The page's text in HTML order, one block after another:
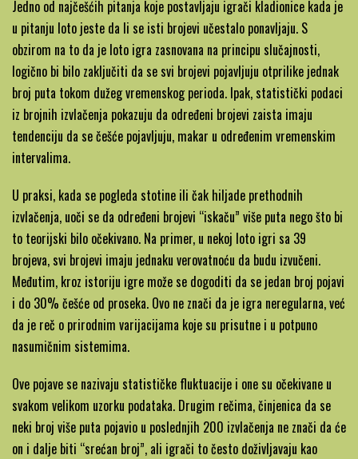
Jedno od najčešćih pitanja koje postavljaju igrači kladionice kada je
u pitanju loto jeste da li se isti brojevi učestalo ponavljaju. S
obzirom na to da je loto igra zasnovana na principu slučajnosti,
logično bi bilo zaključiti da se svi brojevi pojavljuju otprilike jednak
broj puta tokom dužeg vremenskog perioda. Ipak, statistički podaci
iz brojnih izvlačenja pokazuju da određeni brojevi zaista imaju
tendenciju da se češće pojavljuju, makar u određenim vremenskim
intervalima.
U praksi, kada se pogleda stotine ili čak hiljade prethodnih
izvlačenja, uoči se da određeni brojevi “iskaču” više puta nego što bi
to teorijski bilo očekivano. Na primer, u nekoj loto igri sa 39
brojeva, svi brojevi imaju jednaku verovatnoću da budu izvučeni.
Međutim, kroz istoriju igre može se dogoditi da se jedan broj pojavi
i do 30% češće od proseka. Ovo ne znači da je igra neregularna, već
da je reč o prirodnim varijacijama koje su prisutne i u potpuno
nasumičnim sistemima.
Ove pojave se nazivaju statističke fluktuacije i one su očekivane u
svakom velikom uzorku podataka. Drugim rečima, činjenica da se
neki broj više puta pojavio u poslednjih 200 izvlačenja ne znači da će
on i dalje biti “srećan broj”, ali igrači to često doživljavaju kao